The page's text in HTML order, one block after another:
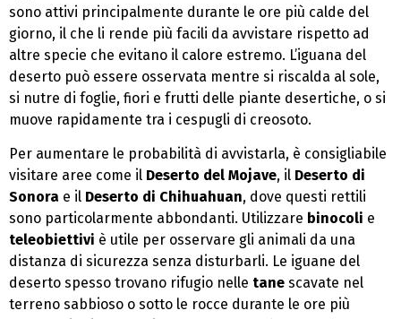
sono attivi principalmente durante le ore più calde del
giorno, il che li rende più facili da avvistare rispetto ad
altre specie che evitano il calore estremo. L’iguana del
deserto può essere osservata mentre si riscalda al sole,
si nutre di foglie, fiori e frutti delle piante desertiche, o si
muove rapidamente tra i cespugli di creosoto.
Per aumentare le probabilità di avvistarla, è consigliabile
visitare aree come il Deserto del Mojave, il Deserto di
Sonora e il Deserto di Chihuahuan, dove questi rettili
sono particolarmente abbondanti. Utilizzare binocoli e
teleobiettivi è utile per osservare gli animali da una
distanza di sicurezza senza disturbarli. Le iguane del
deserto spesso trovano rifugio nelle tane scavate nel
terreno sabbioso o sotto le rocce durante le ore più